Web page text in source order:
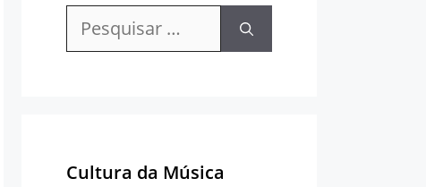
Pesquisar
Cultura da Música